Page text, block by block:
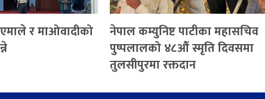
र माओवादीको
नेपाल कम्युनिष्ट पाटीका महासचिव
पुष्पलालको ४८औँ स्मृति दिवसमा
तुलसीपुरमा रक्तदान